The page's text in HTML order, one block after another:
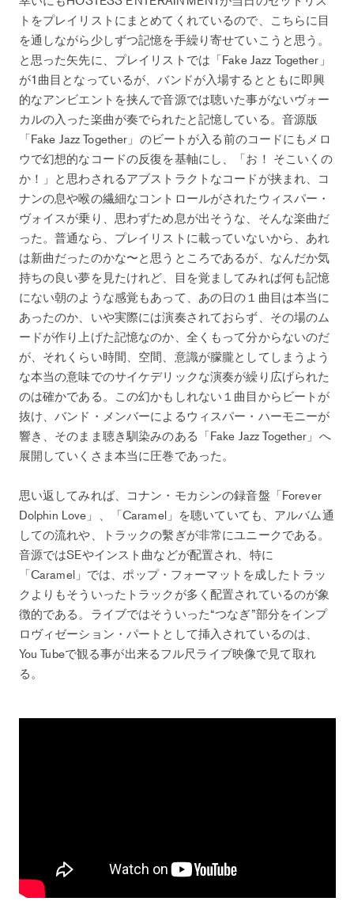
トをプレイリストにまとめてくれているので、こちらに目
を通しながら少しずつ記憶を手繰り寄せていこうと思う。
と思った矢先に、プレイリストでは「Fake Jazz Together」
が1曲目となっているが、バンドが入場するとともに即興
的なアンビエントを挟んで音源では聴いた事がないヴォー
カルの入った楽曲が奏でられたと記憶している。音源版
「Fake Jazz Together」のビートが入る前のコードにもメロ
ウで幻想的なコードの反復を基軸にし、「お！ そこいくの
か！」と思わされるアブストラクトなコードが挟まれ、コ
ナンの息や喉の繊細なコントロールがされたウィスパー・
ヴォイスが乗り、思わずため息が出そうな、そんな楽曲だ
った。普通なら、プレイリストに載っていないから、あれ
は新曲だったのかな〜と思うところであるが、なんだか気
持ちの良い夢を見たけれど、目を覚ましてみれば何も記憶
にない朝のような感覚もあって、あの日の１曲目は本当に
あったのか、いや実際には演奏されておらず、その場のム
ードが作り上げた記憶なのか、全くもって分からないのだ
が、それくらい時間、空間、意識が朦朧としてしまうよう
な本当の意味でのサイケデリックな演奏が繰り広げられた
のは確かである。この幻かもしれない１曲目からビートが
抜け、バンド・メンバーによるウィスパー・ハーモニーが
響き、そのまま聴き馴染みのある「Fake Jazz Together」へ
展開していくさま本当に圧巻であった。
思い返してみれば、コナン・モカシンの録音盤「Forever
Dolphin Love」、「Caramel」を聴いていても、アルバム通
しての流れや、トラックの繫ぎが非常にユニークである。
音源ではSEやインスト曲などが配置され、特に
「Caramel」では、ポップ・フォーマットを成したトラッ
クよりもそういったトラックが多く配置されているのが象
徴的である。ライブではそういった“つなぎ”部分をインプ
ロヴィゼーション・パートとして挿入されているのは、
You Tubeで観る事が出来るフル尺ライブ映像で見て取れ
る。